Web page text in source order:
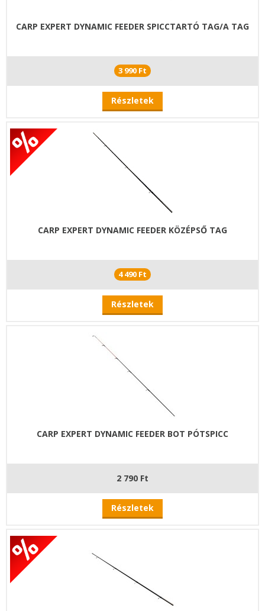
CARP EXPERT DYNAMIC FEEDER SPICCTARTÓ TAG/A TAG
3 990 Ft
Részletek
CARP EXPERT DYNAMIC FEEDER KÖZÉPSŐ TAG
4 490 Ft
Részletek
CARP EXPERT DYNAMIC FEEDER BOT PÓTSPICC
2 790 Ft
Részletek